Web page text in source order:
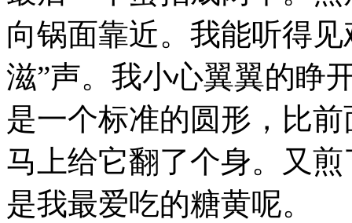
向锅面靠近。我能听得
滋”声。我小心翼翼的睁
是一个标准的圆形，比
马上给它翻了个身。又
是我最爱吃的糖黄呢。